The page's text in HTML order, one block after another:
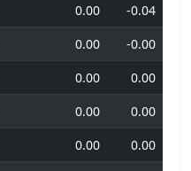
0.00
-0.04
0.00
-0.00
0.00
0.00
0.00
0.00
0.00
0.00